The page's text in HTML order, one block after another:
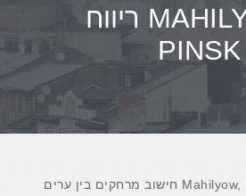
ריווח MAHILYOW -
PINSK
חישוב מרחקים בין ערים Mahilyow, Pinsk. מפת